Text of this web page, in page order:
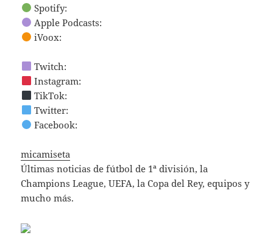
Spotify:
Apple Podcasts:
iVoox:
Twitch:
Instagram:
TikTok:
Twitter:
Facebook:
micamiseta
Últimas noticias de fútbol de 1ª división, la
Champions League, UEFA, la Copa del Rey, equipos y
mucho más.